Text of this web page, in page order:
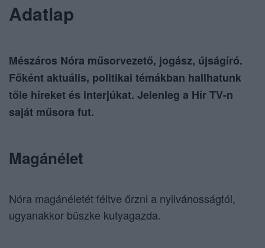
Adatlap
Mészáros Nóra műsorvezető, jogász, újságíró.
Főként aktuális, politikai témákban hallhatunk
tőle híreket és interjúkat. Jelenleg a Hír TV-n
saját műsora fut.
Magánélet
Nóra magánéletét féltve őrzni a nyilvánosságtól,
ugyanakkor büszke kutyagazda.